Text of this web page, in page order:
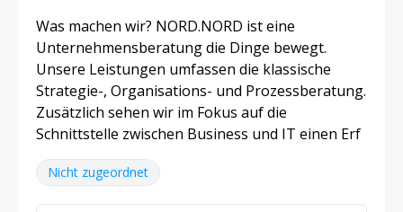
Was machen wir? NORD.NORD ist eine
Unternehmensberatung die Dinge bewegt.
Unsere Leistungen umfassen die klassische
Strategie-, Organisations- und Prozessberatung.
Zusätzlich sehen wir im Fokus auf die
Schnittstelle zwischen Business und IT einen Erf
Nicht zugeordnet